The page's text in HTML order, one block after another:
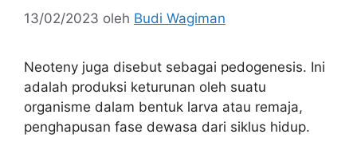
13/02/2023 oleh Budi Wagiman
Neoteny juga disebut sebagai pedogenesis. Ini
adalah produksi keturunan oleh suatu
organisme dalam bentuk larva atau remaja,
penghapusan fase dewasa dari siklus hidup.